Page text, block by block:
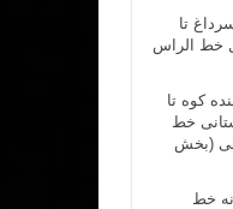
تا
خط الراس
کوه تا
خط
(بخش
خط